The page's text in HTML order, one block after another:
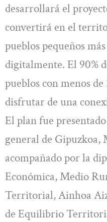
desarrollará el
convertirá en el
pueblos pequeños
digitalmente. El 90%
pueblos con menos
disfrutar de una
El plan fue
general de Gipuzkoa,
acompañado por la
Económica, Medio
Territorial, Ainhoa
de Equilibrio